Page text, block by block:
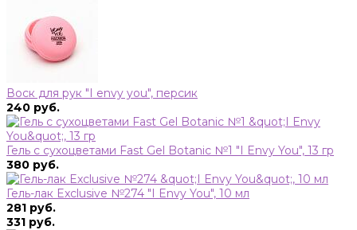
Воск для рук "I envy you", персик
240 руб.
Гель с сухоцветами Fast Gel Botanic №1 "I Envy You", 13 гр
380 руб.
Гель-лак Exclusive №274 "I Envy You", 10 мл
281 руб.
331 руб.